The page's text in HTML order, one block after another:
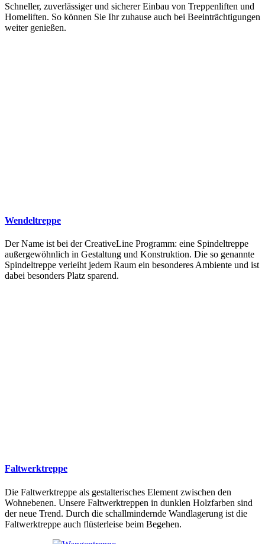
Schneller, zuverlässiger und sicherer Einbau von Treppenliften und
Homeliften. So können Sie Ihr zuhause auch bei Beeinträchtigungen
weiter genießen.
Wendeltreppe
Der Name ist bei der CreativeLine Programm: eine Spindeltreppe
außergewöhnlich in Gestaltung und Konstruktion. Die so genannte
Spindeltreppe verleiht jedem Raum ein besonderes Ambiente und ist
dabei besonders Platz sparend.
Faltwerktreppe
Die Faltwerktreppe als gestalterisches Element zwischen den
Wohnebenen. Unsere Faltwerktreppen in dunklen Holzfarben sind
der neue Trend. Durch die schallmindernde Wandlagerung ist die
Faltwerktreppe auch flüsterleise beim Begehen.